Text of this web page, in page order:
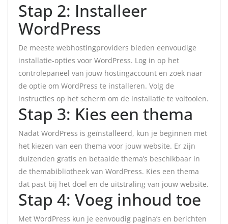
Stap 2: Installeer
WordPress
De meeste webhostingproviders bieden eenvoudige
installatie-opties voor WordPress. Log in op het
controlepaneel van jouw hostingaccount en zoek naar
de optie om WordPress te installeren. Volg de
instructies op het scherm om de installatie te voltooien.
Stap 3: Kies een thema
Nadat WordPress is geïnstalleerd, kun je beginnen met
het kiezen van een thema voor jouw website. Er zijn
duizenden gratis en betaalde thema’s beschikbaar in
de themabibliotheek van WordPress. Kies een thema
dat past bij het doel en de uitstraling van jouw website.
Stap 4: Voeg inhoud toe
Met WordPress kun je eenvoudig pagina’s en berichten